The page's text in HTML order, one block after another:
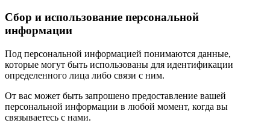
Сбор и использование персональной
информации
Под персональной информацией понимаются данные,
которые могут быть использованы для идентификации
определенного лица либо связи с ним.
От вас может быть запрошено предоставление вашей
персональной информации в любой момент, когда вы
связываетесь с нами.